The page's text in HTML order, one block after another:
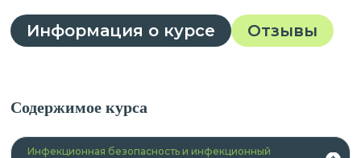
Информация о курсе Отзывы
Содержимое курса
Инфекционная безопасность и инфекционный